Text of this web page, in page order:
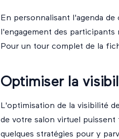
En personnalisant l'agenda
l'engagement des
Pour un tour complet de la
Optimiser la
L'optimisation de la visibilité
de votre salon virtuel
quelques stratégies pour y